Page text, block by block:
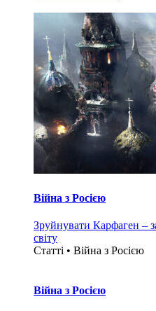
Війна з Росією
Зруйнувати Карфаген –
світу
Статті • Війна з Росією
Війна з Росією